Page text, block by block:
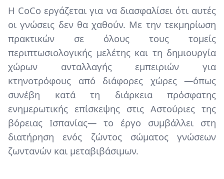
Η CoCo εργάζεται για να διασφαλίσει ότι αυτές
οι γνώσεις δεν θα χαθούν. Με την τεκμηρίωση
πρακτικών σε όλους τους τομείς
περιπτωσιολογικής μελέτης και τη δημιουργία
χώρων ανταλλαγής εμπειριών για
κτηνοτρόφους από διάφορες χώρες —όπως
συνέβη κατά τη διάρκεια πρόσφατης
ενημερωτικής επίσκεψης στις Αστούριες της
βόρειας Ισπανίας— το έργο συμβάλλει στη
διατήρηση ενός ζώντος σώματος γνώσεων
ζωντανών και μεταβιβάσιμων.